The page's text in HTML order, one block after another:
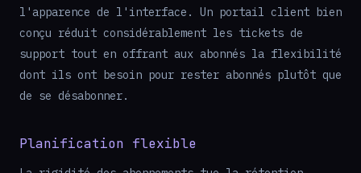
l'apparence de l'interface. Un portail client bien
conçu réduit considérablement les tickets de
support tout en offrant aux abonnés la flexibilité
dont ils ont besoin pour rester abonnés plutôt que
de se désabonner.
Planification flexible